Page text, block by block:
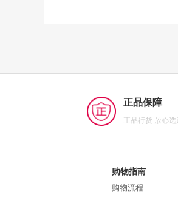
正品保障
正品行货 放心选
购物指南
购物流程